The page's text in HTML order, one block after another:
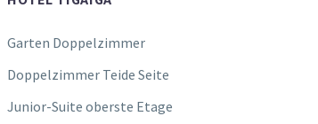
Garten Doppelzimmer
Doppelzimmer Teide Seite
Junior-Suite oberste Etage